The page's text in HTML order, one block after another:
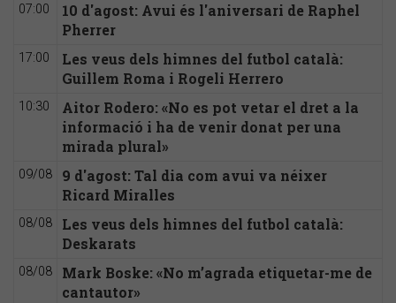
07:00
10 d'agost: Avui és l'aniversari de Raphel
Pherrer
17:00
Les veus dels himnes del futbol català:
Guillem Roma i Rogeli Herrero
10:30
Aitor Rodero: «No es pot vetar el dret a la
informació i ha de venir donat per una
mirada plural»
09/08
9 d'agost: Tal dia com avui va néixer
Ricard Miralles
08/08
Les veus dels himnes del futbol català:
Deskarats
08/08
Mark Boske: «No m’agrada etiquetar-me de
cantautor»